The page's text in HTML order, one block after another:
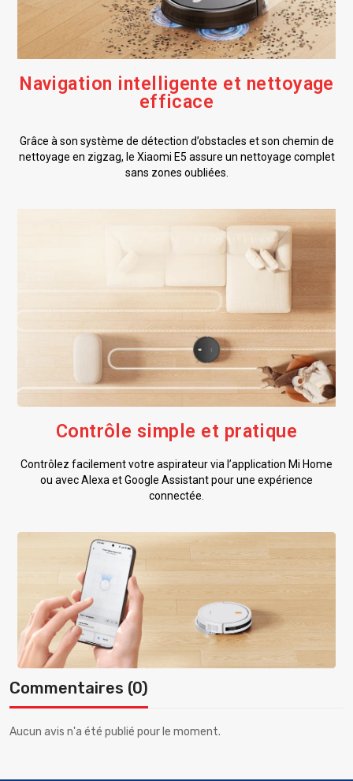
Navigation intelligente et nettoyage
efficace
Grâce à son système de détection d’obstacles et son chemin de
nettoyage en zigzag, le Xiaomi E5 assure un nettoyage complet
sans zones oubliées.
Contrôle simple et pratique
Contrôlez facilement votre aspirateur via l’application Mi Home
ou avec Alexa et Google Assistant pour une expérience
connectée.
Commentaires (0)
Aucun avis n'a été publié pour le moment.